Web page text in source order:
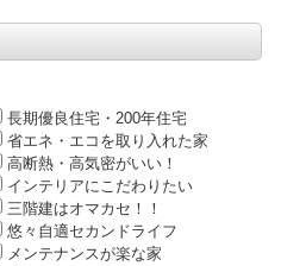
長期優良住宅・200年住宅
省エネ・エコを取り入れた家
高断熱・高気密がいい！
インテリアにこだわりたい
三階建はオマカセ！！
悠々自適セカンドライフ
メンテナンスが楽な家